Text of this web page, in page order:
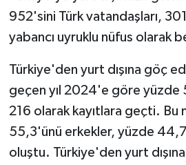
952'sini Türk vatandaşları,
yabancı uyruklu nüfus olarak
Türkiye'den yurt dışına göç
geçen yıl 2024'e göre yüzde
216 olarak kayıtlara geçti. Bu
55,3'ünü erkekler, yüzde
oluştu. Türkiye'den yurt
Bolu Müftülüğü
Burdur Müftülüğü
Çanakkale Müftülüğü
Makaleler
Ekonomi
Podcast